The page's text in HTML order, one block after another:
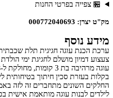
בפרטי החנות
עוגה חגיגית תלת שכבתית מעץ
מושלם לחגיגת ימי הולדת
עוגה מרהיבה
סכין חיתוך בטיחותית לילדים.
השונים מתחברים זה לזה